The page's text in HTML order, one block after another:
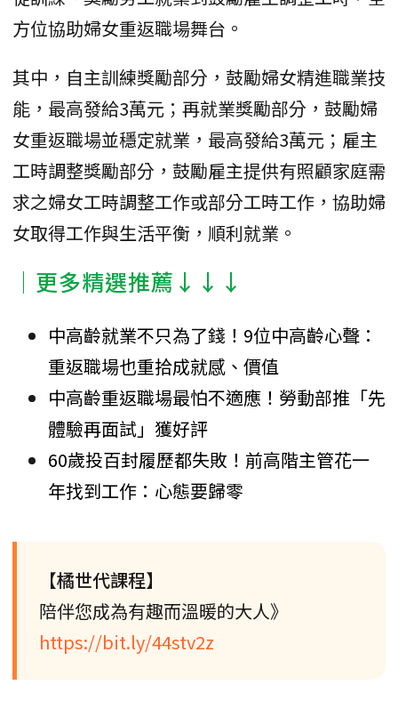
方位協助婦女重返職場舞台。
其中，自主訓練獎勵部分，鼓勵婦女精進職業技
能，最高發給3萬元；再就業獎勵部分，鼓勵婦
女重返職場並穩定就業，最高發給3萬元；雇主
工時調整獎勵部分，鼓勵雇主提供有照顧家庭需
求之婦女工時調整工作或部分工時工作，協助婦
女取得工作與生活平衡，順利就業。
│更多精選推薦↓↓↓
中高齡就業不只為了錢！9位中高齡心聲：
重返職場也重拾成就感、價值
中高齡重返職場最怕不適應！勞動部推「先
體驗再面試」獲好評
60歲投百封履歷都失敗！前高階主管花一
年找到工作：心態要歸零
【橘世代課程】
陪伴您成為有趣而溫暖的大人》
https://bit.ly/44stv2z